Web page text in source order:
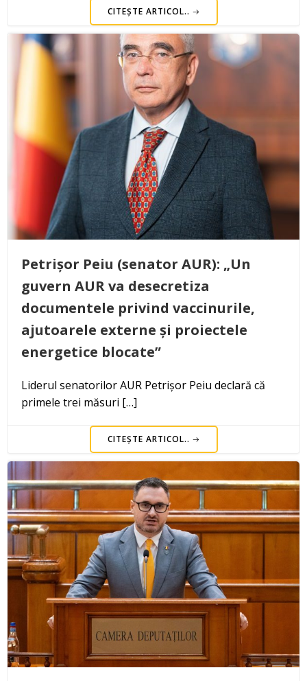
CITEȘTE ARTICOL..
Petrișor Peiu (senator AUR): „Un
guvern AUR va desecretiza
documentele privind vaccinurile,
ajutoarele externe și proiectele
energetice blocate”
Liderul senatorilor AUR Petrișor Peiu declară că
primele trei măsuri […]
CITEȘTE ARTICOL..